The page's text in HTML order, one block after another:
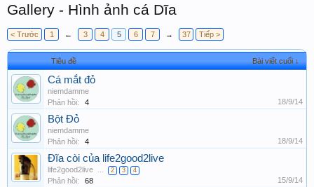
Gallery - Hình ảnh cá Dĩa
< Trước 1 ← 3 4 5 6 7 → 37 Tiếp >
Tiêu đề Bài viết cuối ↓
Cá mắt đỏ
niemdamme
Phản hồi:
4 18/9/14
Bột Đỏ
niemdamme
Phản hồi:
4 18/9/14
Đĩa còi của life2good2live
life2good2live 2 3 4
Phản hồi: 68 15/9/14